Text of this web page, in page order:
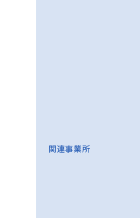
関連事業所